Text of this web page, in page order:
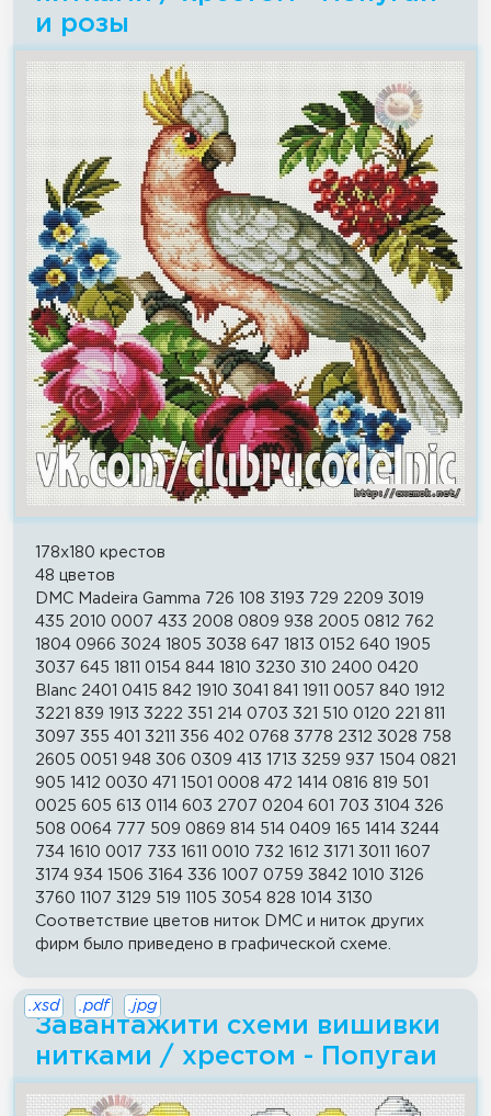
и розы
178x180 крестов
48 цветов
DMC Madeira Gamma 726 108 3193 729 2209 3019
435 2010 0007 433 2008 0809 938 2005 0812 762
1804 0966 3024 1805 3038 647 1813 0152 640 1905
3037 645 1811 0154 844 1810 3230 310 2400 0420
Blanc 2401 0415 842 1910 3041 841 1911 0057 840 1912
3221 839 1913 3222 351 214 0703 321 510 0120 221 811
3097 355 401 3211 356 402 0768 3778 2312 3028 758
2605 0051 948 306 0309 413 1713 3259 937 1504 0821
905 1412 0030 471 1501 0008 472 1414 0816 819 501
0025 605 613 0114 603 2707 0204 601 703 3104 326
508 0064 777 509 0869 814 514 0409 165 1414 3244
734 1610 0017 733 1611 0010 732 1612 3171 3011 1607
3174 934 1506 3164 336 1007 0759 3842 1010 3126
3760 1107 3129 519 1105 3054 828 1014 3130
Соответствие цветов ниток DMC и ниток других
фирм было приведено в графической схеме.
Завантажити схеми вишивки
нитками / хрестом - Попугаи
.xsd .pdf .jpg